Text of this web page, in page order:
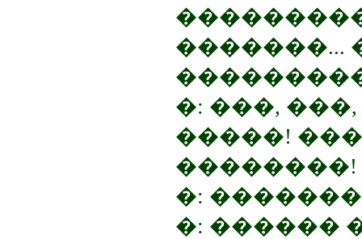
�������...
�: ���,
�����!
��������!
�:
�: ������